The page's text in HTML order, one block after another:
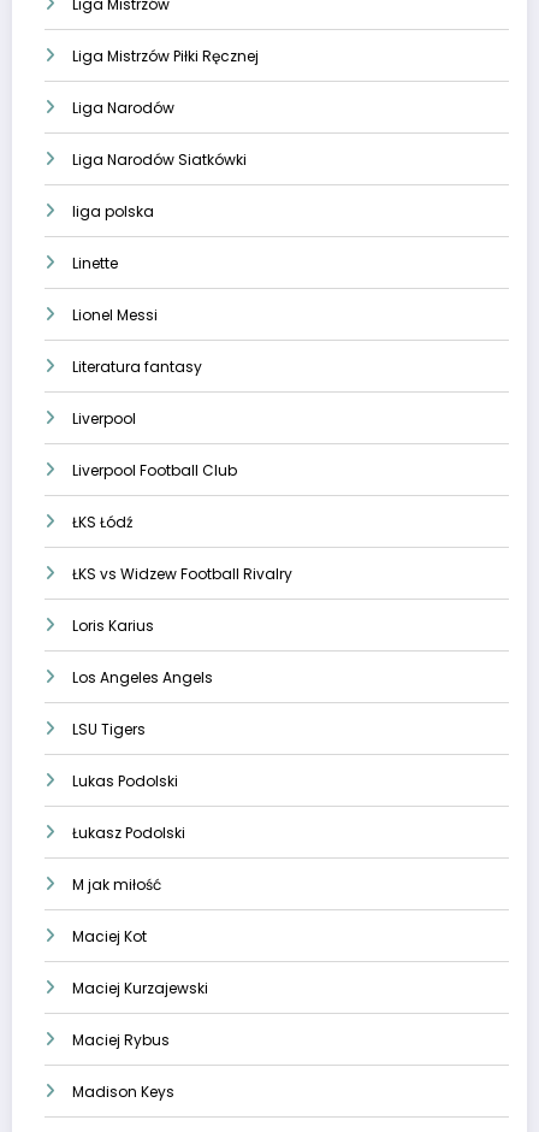
Liga Mistrzów
Liga Mistrzów Piłki Ręcznej
Liga Narodów
Liga Narodów Siatkówki
liga polska
Linette
Lionel Messi
Literatura fantasy
Liverpool
Liverpool Football Club
ŁKS Łódź
ŁKS vs Widzew Football Rivalry
Loris Karius
Los Angeles Angels
LSU Tigers
Lukas Podolski
Łukasz Podolski
M jak miłość
Maciej Kot
Maciej Kurzajewski
Maciej Rybus
Madison Keys